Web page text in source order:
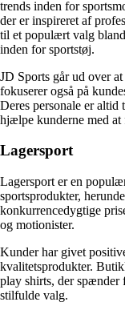
trends inden for
der er inspireret af
til et populært valg
inden for sportstøj.
JD Sports går ud over
fokuserer også på
Deres personale er altid
hjælpe kunderne med at
Lagersport
Lagersport er en
sportsprodukter,
konkurrencedygtige
og motionister.
Kunder har givet
kvalitetsprodukter.
play shirts, der spænder
stilfulde valg.